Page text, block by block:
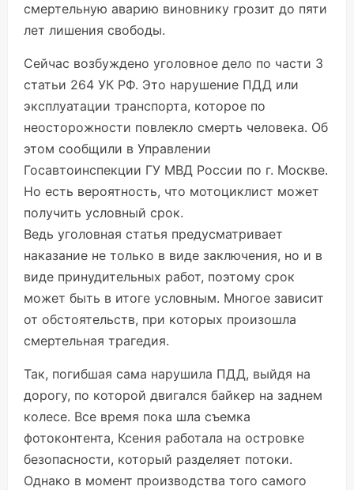
смертельную аварию виновнику грозит до пяти
лет лишения свободы.
Сейчас возбуждено уголовное дело по части 3
статьи 264 УК РФ. Это нарушение ПДД или
эксплуатации транспорта, которое по
неосторожности повлекло смерть человека. Об
этом сообщили в Управлении
Госавтоинспекции ГУ МВД России по г. Москве.
Но есть вероятность, что мотоциклист может
получить условный срок.
Ведь уголовная статья предусматривает
наказание не только в виде заключения, но и в
виде принудительных работ, поэтому срок
может быть в итоге условным. Многое зависит
от обстоятельств, при которых произошла
смертельная трагедия.
Так, погибшая сама нарушила ПДД, выйдя на
дорогу, по которой двигался байкер на заднем
колесе. Все время пока шла съемка
фотоконтента, Ксения работала на островке
безопасности, который разделяет потоки.
Однако в момент производства того самого